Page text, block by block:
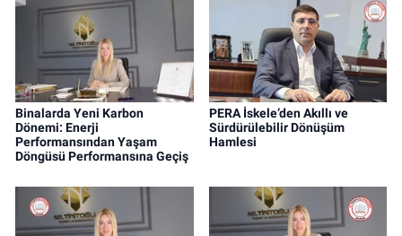
Binalarda Yeni Karbon
Dönemi: Enerji
Performansından Yaşam
Döngüsü Performansına Geçiş
PERA İskele’den Akıllı ve
Sürdürülebilir Dönüşüm
Hamlesi